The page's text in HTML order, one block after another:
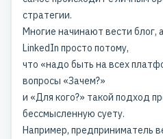
стратегии.
Многие начинают вести блог,
LinkedIn просто потому,
что «надо быть на всех
вопросы «Зачем?»
и «Для кого?» такой подход
бессмысленную суету.
Например, предприниматель